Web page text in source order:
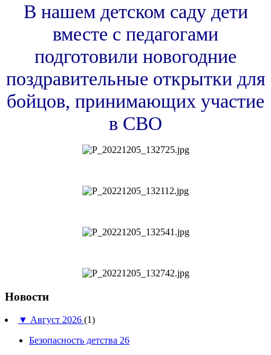
В нашем детском саду дети
вместе с педагогами
подготовили новогодние
поздравительные открытки для
бойцов, принимающих участие
в СВО
Новости
▼ Август 2026 (1)
Безопасность детства 26